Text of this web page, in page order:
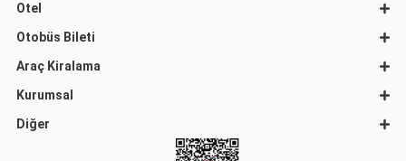
Otel
Otobüs Bileti
Araç Kiralama
Kurumsal
Diğer